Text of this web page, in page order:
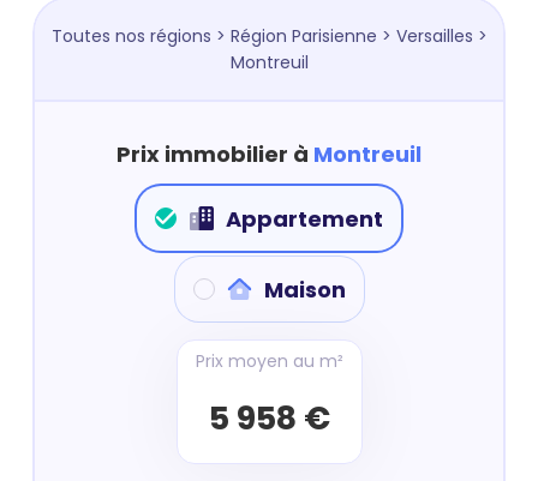
Toutes nos régions > Région Parisienne > Versailles >
Montreuil
Prix immobilier à Montreuil
Appartement
Maison
Prix moyen au m²
5 958 €